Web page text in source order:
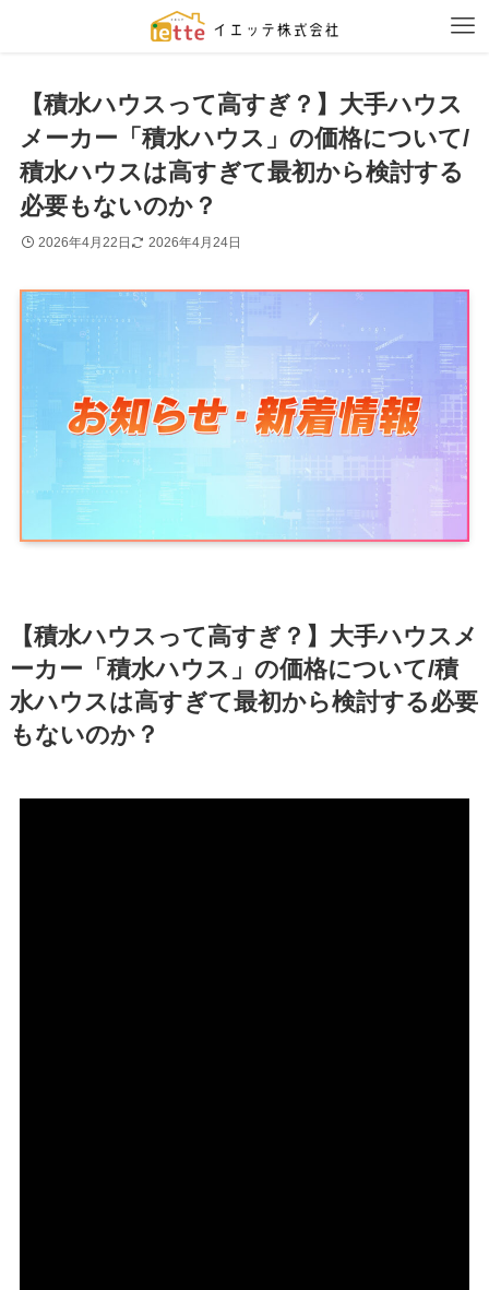
【積水ハウスって高すぎ？】大手ハウス
メーカー「積水ハウス」の価格について/
積水ハウスは高すぎて最初から検討する
必要もないのか？
2026年4月22日 2026年4月24日
【積水ハウスって高すぎ？】大手ハウスメ
ーカー「積水ハウス」の価格について/積
水ハウスは高すぎて最初から検討する必要
もないのか？